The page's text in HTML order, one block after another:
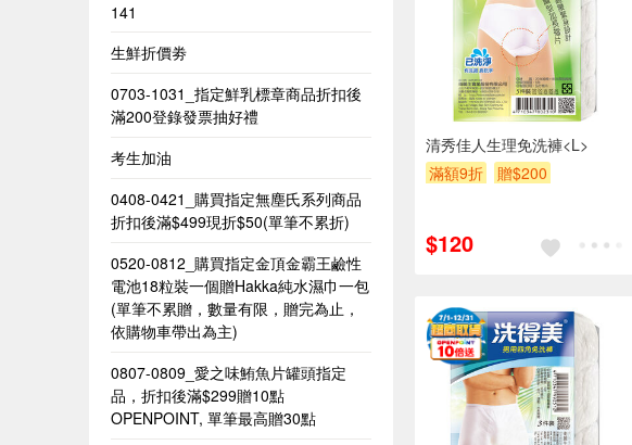
141
生鮮折價劵
0703-1031_指定鮮乳標章商品折扣後
滿200登錄發票抽好禮
考生加油
0408-0421_購買指定無塵氏系列商品
折扣後滿$499現折$50(單筆不累折)
0520-0812_購買指定金頂金霸王鹼性
電池18粒裝一個贈Hakka純水濕巾一包​
(單筆不累贈，數量有限，贈完為止，
依購物車帶出為主)​
0807-0809_愛之味鮪魚片罐頭指定
品，折扣後滿$299贈10點
OPENPOINT, 單筆最高贈30點
清秀佳人生理免洗褲<L>
滿額9折
贈$200
$120